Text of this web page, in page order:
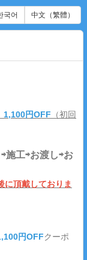
국어 中文（繁體）
1,100円OFF （初回
施工⇨お渡し⇨お
頂戴しておりま
円OFFクーポ